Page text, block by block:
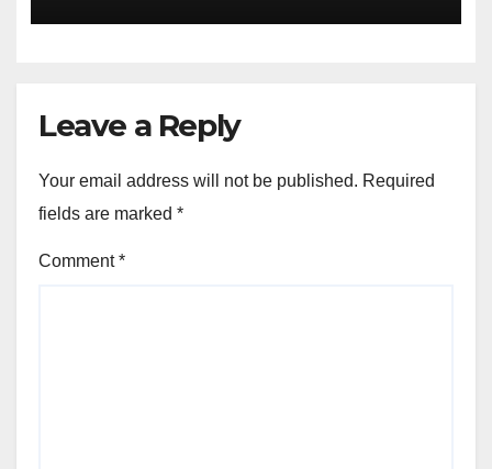
Leave a Reply
Your email address will not be published. Required
fields are marked *
Comment*